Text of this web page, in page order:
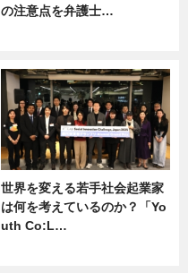
の注意点を弁護士…
世界を変える若手社会起業家
は何を考えているのか？「Yo
uth Co:L…